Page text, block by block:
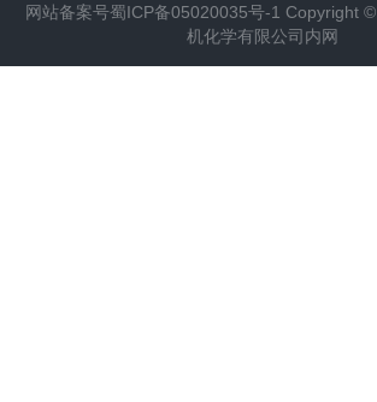
密
码
网站备案号蜀ICP备05020035号-1 Copyright ©
机化学有限公司内网